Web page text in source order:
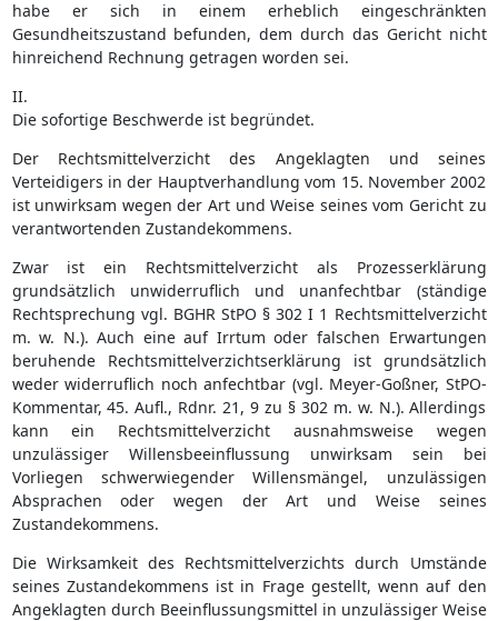
habe er sich in einem erheblich eingeschränkten
Gesundheitszustand befunden, dem durch das Gericht nicht
hinreichend Rechnung getragen worden sei.
II.
Die sofortige Beschwerde ist begründet.
Der Rechtsmittelverzicht des Angeklagten und seines
Verteidigers in der Hauptverhandlung vom 15. November 2002
ist unwirksam wegen der Art und Weise seines vom Gericht zu
verantwortenden Zustandekommens.
Zwar ist ein Rechtsmittelverzicht als Prozesserklärung
grundsätzlich unwiderruflich und unanfechtbar (ständige
Rechtsprechung vgl. BGHR StPO § 302 I 1 Rechtsmittelverzicht
m. w. N.). Auch eine auf Irrtum oder falschen Erwartungen
beruhende Rechtsmittelverzichtserklärung ist grundsätzlich
weder widerruflich noch anfechtbar (vgl. Meyer-Goßner, StPO-
Kommentar, 45. Aufl., Rdnr. 21, 9 zu § 302 m. w. N.). Allerdings
kann ein Rechtsmittelverzicht ausnahmsweise wegen
unzulässiger Willensbeeinflussung unwirksam sein bei
Vorliegen schwerwiegender Willensmängel, unzulässigen
Absprachen oder wegen der Art und Weise seines
Zustandekommens.
Die Wirksamkeit des Rechtsmittelverzichts durch Umstände
seines Zustandekommens ist in Frage gestellt, wenn auf den
Angeklagten durch Beeinflussungsmittel in unzulässiger Weise